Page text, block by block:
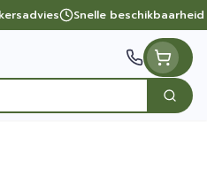
Snelle beschikbaarheid
Zoek